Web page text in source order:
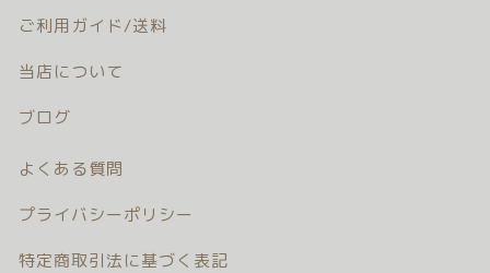
ご利用ガイド/送料
当店について
ブログ
よくある質問
プライバシーポリシー
特定商取引法に基づく表記